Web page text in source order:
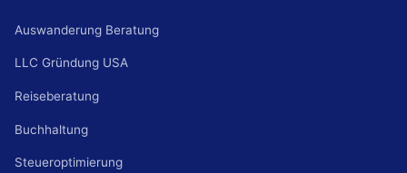
Auswanderung Beratung
LLC Gründung USA
Reiseberatung
Buchhaltung
Steueroptimierung